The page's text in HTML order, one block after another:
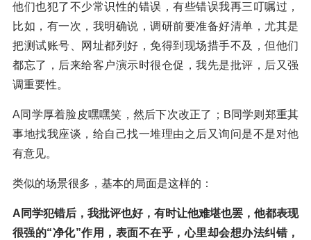
他们也犯了不少常识性的错误，有些错误我再三叮嘱过，
比如，有一次，我明确说，调研前要准备好清单，尤其是
把测试账号、网址都列好，免得到现场措手不及，但他们
都忘了，后来给客户演示时很仓促，我先是批评，后又强
调重要性。
A同学厚着脸皮嘿嘿笑，然后下次改正了；B同学则郑重其
事地找我座谈，给自己找一堆理由之后又询问是不是对他
有意见。
类似的场景很多，基本的局面是这样的：
A同学犯错后，我批评也好，有时让他难堪也罢，他都表现
很强的“净化”作用，表面不在乎，心里却会想办法纠错，